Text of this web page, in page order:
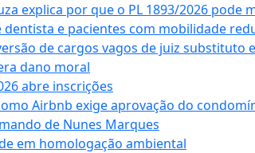
explica por que o PL 1893/2026
e pacientes com mobilidade
de cargos vagos de juiz substituto
dano moral
abre inscrições
Airbnb exige aprovação do
de Nunes Marques
em homologação ambiental